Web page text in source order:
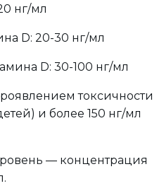
нг/мл
D: 20-30 нг/мл
D: 30-100 нг/мл
токсичности
и более 150 нг/мл
— концентрация